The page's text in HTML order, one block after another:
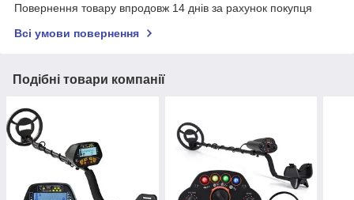
Повернення товару впродовж 14 днів за рахунок покупця
Всі умови повернення
Подібні товари компанії